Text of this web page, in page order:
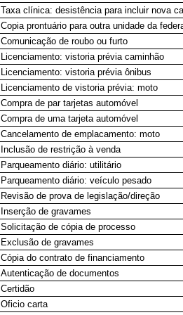
Taxa clínica: desistência para incluir nova
Copia prontuário para outra unidade da
Comunicação de roubo ou furto
Licenciamento: vistoria prévia caminhão
Licenciamento: vistoria prévia ônibus
Licenciamento de vistoria prévia: moto
Compra de par tarjetas automóvel
Compra de uma tarjeta automóvel
Cancelamento de emplacamento: moto
Inclusão de restrição à venda
Parqueamento diário: utilitário
Parqueamento diário: veículo pesado
Revisão de prova de legislação/direção
Inserção de gravames
Solicitação de cópia de processo
Exclusão de gravames
Cópia do contrato de financiamento
Autenticação de documentos
Certidão
Oficio carta